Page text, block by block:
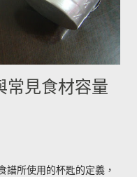
避免受光線照射持續增加
儲存過的馬鈴薯，切開後
重。 2014/12/12修正，
、穀物》 P82~85的文字
驗是冰過的馬鈴薯煮完比
因。歡迎大家提供。 3.
分裝，送入冷凍庫冷
，水分會與澱粉脫離，
常見食材容量
譜所使用的杯匙的定義，